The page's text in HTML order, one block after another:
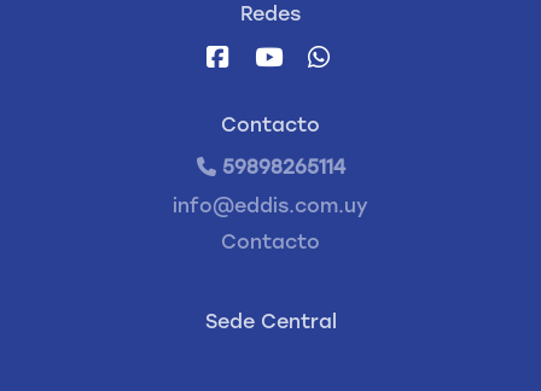
Redes
Contacto
59898265114
info@eddis.com.uy
Contacto
Sede Central